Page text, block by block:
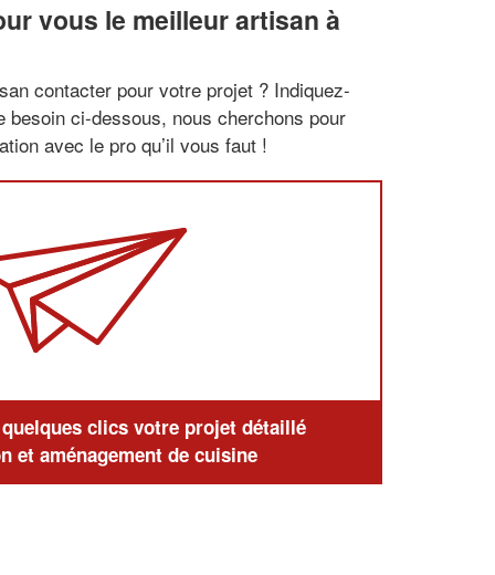
vous le meilleur artisan à
contacter pour votre projet ? Indiquez-
besoin ci-dessous, nous cherchons pour
avec le pro qu’il vous faut !
clics votre projet détaillé
et aménagement de cuisine